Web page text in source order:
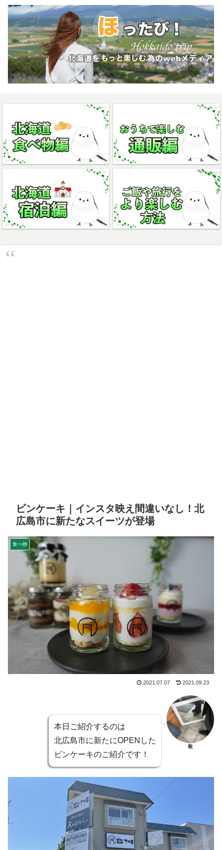
ビンケーキ｜インスタ映え間違いなし！北
広島市に新たなスイーツが登場
食べ物
2021.07.07 2021.09.23
本日ご紹介するのは
北広島市に新たにOPENした
ビンケーキのご紹介です！
敬